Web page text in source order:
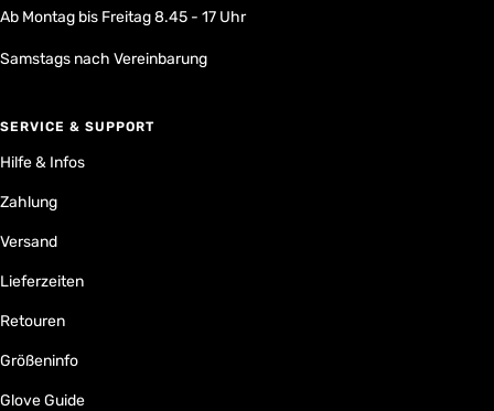
Ab Montag bis Freitag 8.45 - 17 Uhr
Samstags nach Vereinbarung
SERVICE & SUPPORT
Hilfe & Infos
Zahlung
Versand
Lieferzeiten
Retouren
Größeninfo
Glove Guide